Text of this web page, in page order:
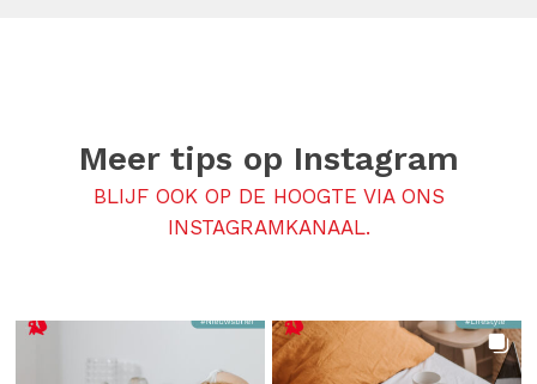
Meer tips op Instagram
BLIJF OOK OP DE HOOGTE VIA ONS
INSTAGRAMKANAAL.